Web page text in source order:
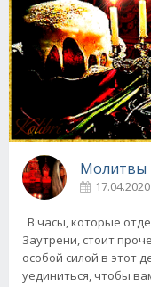
Молитвы
17.04.2020
В часы, которые
Заутрени, стоит
особой силой в этот
уединиться, чтобы